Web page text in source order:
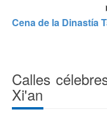
Cena de la Dinastía
Calles
Xi'an